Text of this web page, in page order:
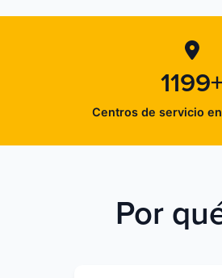
Centros de servicio
Por